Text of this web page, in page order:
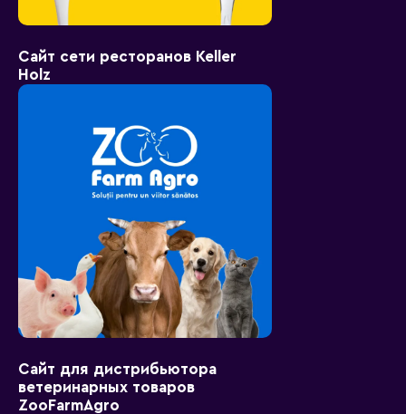
Сайт сети ресторанов Keller
Holz
Сайт для дистрибьютора
ветеринарных товаров
ZooFarmAgro